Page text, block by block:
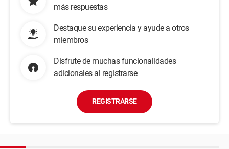
más respuestas
Destaque su experiencia y ayude a otros
miembros
Disfrute de muchas funcionalidades
adicionales al registrarse
REGISTRARSE